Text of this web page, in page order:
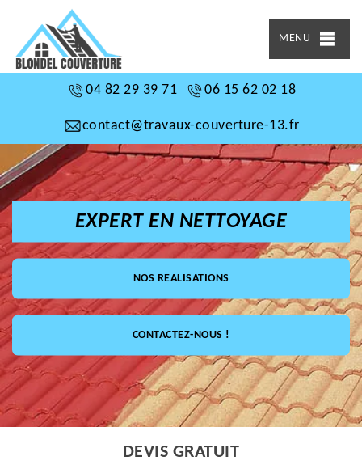
MENU
04 82 29 39 71 06 15 62 02 18
contact@travaux-couverture-13.fr
EXPERT EN NETTOYAGE
NOS REALISATIONS
CONTACTEZ-NOUS !
DEVIS GRATUIT